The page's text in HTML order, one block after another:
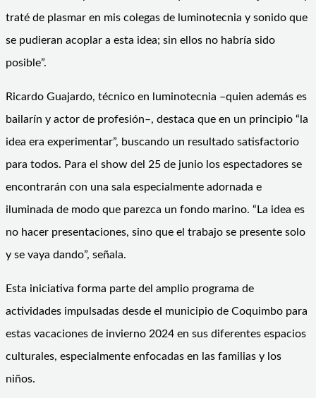
traté de plasmar en mis colegas de luminotecnia y sonido que
se pudieran acoplar a esta idea; sin ellos no habría sido
posible”.
Ricardo Guajardo, técnico en luminotecnia –quien además es
bailarín y actor de profesión–, destaca que en un principio “la
idea era experimentar”, buscando un resultado satisfactorio
para todos. Para el show del 25 de junio los espectadores se
encontrarán con una sala especialmente adornada e
iluminada de modo que parezca un fondo marino. “La idea es
no hacer presentaciones, sino que el trabajo se presente solo
y se vaya dando”, señala.
Esta iniciativa forma parte del amplio programa de
actividades impulsadas desde el municipio de Coquimbo para
estas vacaciones de invierno 2024 en sus diferentes espacios
culturales, especialmente enfocadas en las familias y los
niños.